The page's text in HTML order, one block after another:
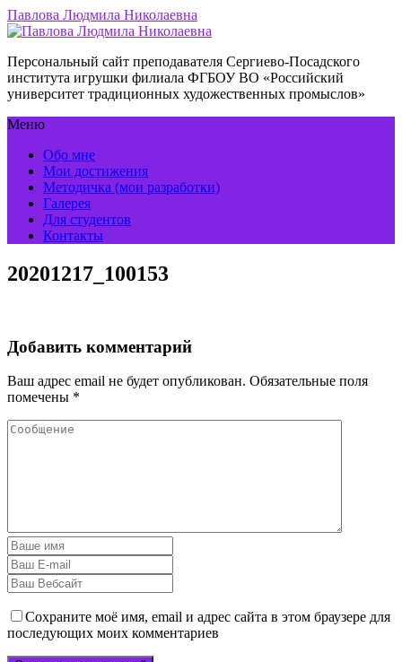
Павлова Людмила Николаевна
Персональный сайт преподавателя Сергиево-Посадского
института игрушки филиала ФГБОУ ВО «Российский
университет традиционных художественных промыслов»
Меню
Обо мне
Мои достижения
Методичка (мои разработки)
Галерея
Для студентов
Контакты
20201217_100153
Добавить комментарий
Ваш адрес email не будет опубликован. Обязательные поля
помечены *
Сохраните моё имя, email и адрес сайта в этом браузере для
последующих моих комментариев